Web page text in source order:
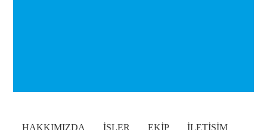
HAKKIMIZDA İŞLER EKİP İLETİŞİM